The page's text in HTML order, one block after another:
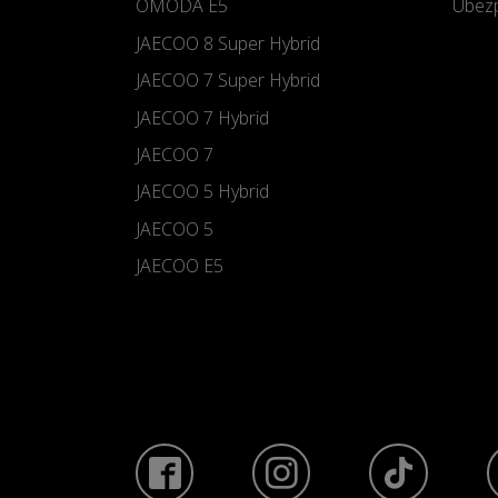
OMODA E5
JAECOO 8 Super Hybrid
JAECOO 7 Super Hybrid
JAECOO 7 Hybrid
JAECOO 7
JAECOO 5 Hybrid
JAECOO 5
JAECOO E5